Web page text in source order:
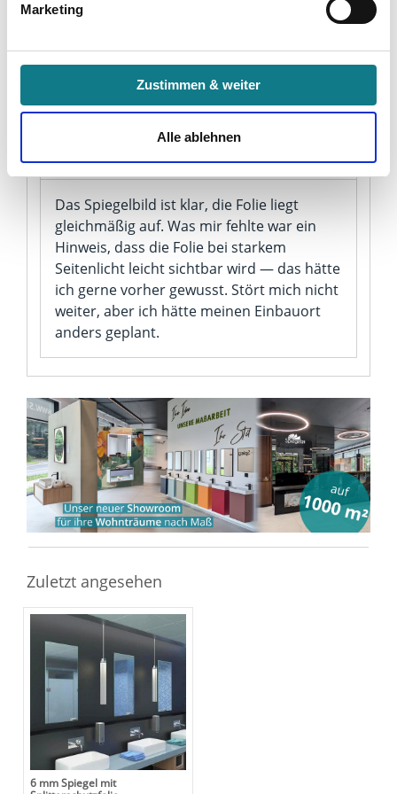
Partner erfahren und die von Ihnen gewünschten
zu den genannten Zwecken ein.
Ihre Einwilligung können Sie jederzeit mit Wirkung für die
Zukunft widerrufen. Am einfachsten ist es, wenn Sie dazu
unter "Cookies" Ihre getroffene Auswahl anpassen. Durch
den Widerruf der Einwilligung wird die vorherige
Verarbeitung nicht berührt.
Impressum|Datenschutz
Marketing
Zustimmen & weiter
Alle ablehnen
Ablösen an den Ecken. Eine Ecke des
angestoßen — sichtbar bevor die Folie
drauf kam. Für den Preis okay.
26.11.2024
Das Spiegelbild ist klar, die Folie liegt
gleichmäßig auf. Was mir fehlte war ein
Hinweis, dass die Folie bei starkem
Seitenlicht leicht sichtbar wird — das hätte
ich gerne vorher gewusst. Stört mich nicht
weiter, aber ich hätte meinen Einbauort
anders geplant.
Zuletzt angesehen
6 mm Spiegel mit